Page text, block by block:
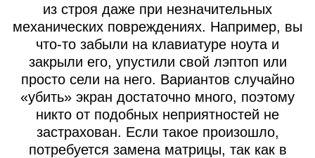
из строя даже при незначительных
механических повреждениях. Например, вы
что-то забыли на клавиатуре ноута и
закрыли его, упустили свой лэптоп или
просто сели на него. Вариантов случайно
«убить» экран достаточно много, поэтому
никто от подобных неприятностей не
застрахован. Если такое произошло,
потребуется замена матрицы, так как в